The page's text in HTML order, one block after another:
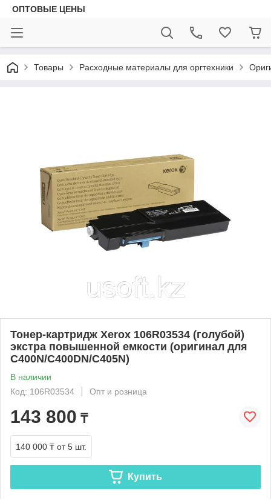
ОПТОВЫЕ ЦЕНЫ
Товары Расходные материалы для оргтехники
Тонер-картридж Xerox 106R03534 (голубой)
экстра повышенной емкости (оригинал для
C400N/C400DN/C405N)
В наличии
Код: 106R03534
Опт и розница
143 800 ₸
140 000 ₸ от 5 шт.
Купить